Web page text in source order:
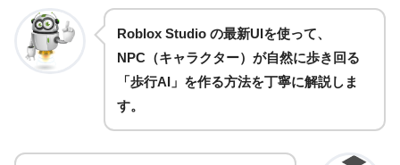
Roblox Studio の最新UIを使って、
NPC（キャラクター）が自然に歩き回る
「歩行AI」を作る方法を丁寧に解説しま
す。